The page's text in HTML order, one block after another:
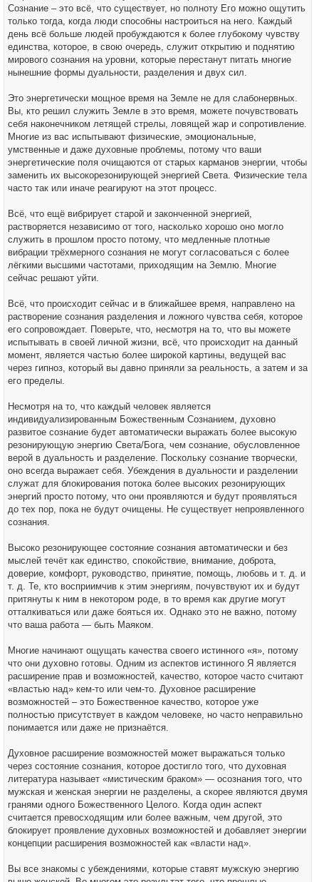
Сознание – это всё, что существует, но полноту Его можно ощутить
только тогда, когда люди способны настроиться на него. Каждый
день всё больше людей пробуждаются к более глубокому чувству
единства, которое, в свою очередь, служит открытию и поднятию
мирового сознания на уровни, которые перестанут питать многие
нынешние формы дуальности, разделения и двух сил.
Это энергетически мощное время на Земле не для слабонервных.
Вы, кто решил служить Земле в это время, можете почувствовать
себя наконечником летящей стрелы, ловящей жар и сопротивление.
Многие из вас испытывают физические, эмоциональные,
умственные и даже духовные проблемы, потому что ваши
энергетические поля очищаются от старых карманов энергии, чтобы
заменить их высокорезонирующей энергией Света. Физические тела
часто так или иначе реагируют на этот процесс.
Всё, что ещё вибрирует старой и законченной энергией,
растворяется независимо от того, насколько хорошо оно могло
служить в прошлом просто потому, что медленные плотные
вибрации трёхмерного сознания не могут согласоваться с более
лёгкими высшими частотами, приходящим на Землю. Многие
сейчас решают уйти.
Всё, что происходит сейчас и в ближайшее время, направлено на
растворение сознания разделения и ложного чувства себя, которое
его сопровождает. Поверьте, что, несмотря на то, что вы можете
испытывать в своей личной жизни, всё, что происходит на данный
момент, является частью более широкой картины, ведущей вас
через гипноз, который вы давно приняли за реальность, а затем и за
его пределы.
Несмотря на то, что каждый человек является
индивидуализированным Божественным Сознанием, духовно
развитое сознание будет автоматически выражать более высокую
резонирующую энергию Света/Бога, чем сознание, обусловленное
верой в дуальность и разделение. Поскольку сознание творчески,
оно всегда выражает себя. Убеждения в дуальности и разделении
служат для блокирования потока более высоких резонирующих
энергий просто потому, что они проявляются и будут проявляться
до тех пор, пока не будут очищены. Не существует непроявленного
сознания.
Высоко резонирующее состояние сознания автоматически и без
мыслей течёт как единство, спокойствие, внимание, доброта,
доверие, комфорт, руководство, принятие, помощь, любовь и т. д. и
т. д. Те, кто восприимчив к этим энергиям, почувствуют их и будут
притянуты к ним в некотором роде, в то время как другие могут
отталкиваться или даже бояться их. Однако это не важно, потому
что ваша работа — быть Маяком.
Многие начинают ощущать качества своего истинного «я», потому
что они духовно готовы. Одним из аспектов истинного Я является
расширение прав и возможностей, качество, которое часто считают
«властью над» кем-то или чем-то. Духовное расширение
возможностей – это Божественное качество, которое уже
полностью присутствует в каждом человеке, но часто неправильно
понимается или даже не признаётся.
Духовное расширение возможностей может выражаться только
через состояние сознания, которое достигло того, что духовная
литература называет «мистическим браком» — осознания того, что
мужская и женская энергии не разделены, а скорее являются двумя
гранями одного Божественного Целого. Когда один аспект
считается превосходящим или более важным, чем другой, это
блокирует проявление духовных возможностей и добавляет энергии
концепции расширения возможностей как «власти над».
Вы все знакомы с убеждениями, которые ставят мужскую энергию